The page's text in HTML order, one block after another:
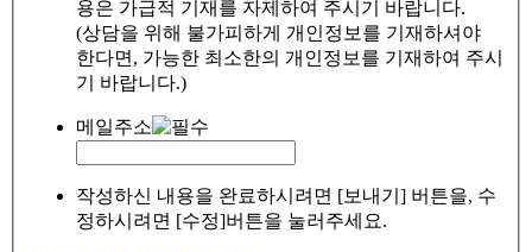
용은 가급적 기재를 자제하여 주시기 바랍니다.
(상담을 위해 불가피하게 개인정보를 기재하셔야
한다면, 가능한 최소한의 개인정보를 기재하여 주시
기 바랍니다.)
메일주소
작성하신 내용을 완료하시려면 [보내기] 버튼을, 수
정하시려면 [수정]버튼을 눌러주세요.